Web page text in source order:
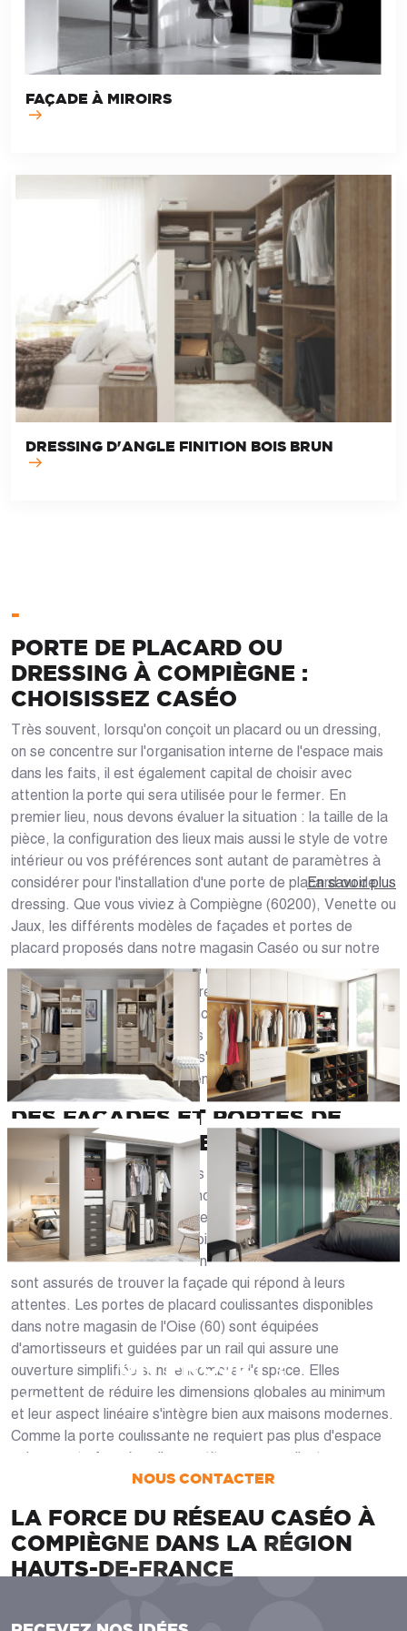
FAÇADE À MIROIRS
DRESSING D'ANGLE FINITION BOIS BRUN
-
PORTE DE PLACARD OU
DRESSING À COMPIÈGNE :
CHOISISSEZ CASÉO
Très souvent, lorsqu'on conçoit un placard ou un dressing,
on se concentre sur l'organisation interne de l'espace mais
dans les faits, il est également capital de choisir avec
attention la porte qui sera utilisée pour le fermer. En
premier lieu, nous devons évaluer la situation : la taille de la
pièce, la configuration des lieux mais aussi le style de votre
intérieur ou vos préférences sont autant de paramètres à
considérer pour l'installation d'une porte de placard ou de
dressing. Que vous viviez à Compiègne (60200), Venette ou
Jaux, les différents modèles de façades et portes de
placard proposés dans notre magasin Caséo ou sur notre
site web vous permettront de créer la garde-robe dont
vous avez toujours rêvé. Notre offre comprend un large
choix de portes aussi bien fonctionnelles qu'esthétiques.
Toutes nos portes et façades sont intégralement
personnalisables et pourront s'accorder avec le style de la
pièce, le mobilier et équipements de votre intérieur.
DES FAÇADES ET PORTES DE
PLACARD SUR MESURE
Au-delà de vous proposer des menuiseries sur mesure et
adaptées à vos contraintes, nous vous proposons un choix
de personnalisations pour créer le dressing ou placard qui
répond à votre besoin. Du choix des décors et finitions à la
personnalisation, les compiègnois qui choisissent Caséo
sont assurés de trouver la façade qui répond à leurs
attentes. Les portes de placard coulissantes disponibles
dans notre magasin de l'Oise (60) sont équipées
d'amortisseurs et guidées par un rail qui assure une
ouverture simplifiée sans encombrer l'espace. Elles
permettent de réduire les dimensions globales au minimum
et leur aspect linéaire s'intègre bien aux maisons modernes.
Comme la porte coulissante ne requiert pas plus d'espace
qu'une porte fermée, elle constitue une excellente
alternative pour optimiser les petits espaces.
LA FORCE DU RÉSEAU CASÉO À
COMPIÈGNE DANS LA RÉGION
HAUTS-DE-FRANCE
organiser et ranger son lieu de vie. Qu'ils se trouvent dans
En savoir plus
UN PROJET ?
Nous vous accompagnons dans votre projet
de la conception jusqu’à la pose !
NOUS CONTACTER